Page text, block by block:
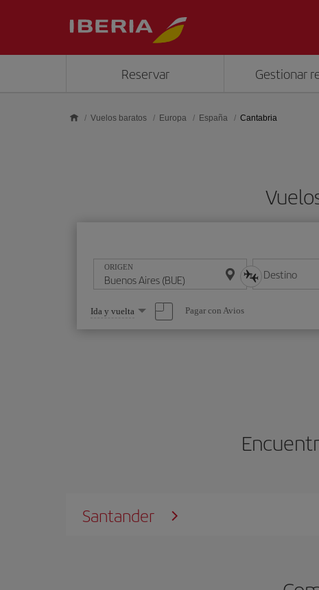
Reservar Gestionar
Vuelos baratos Europa España Cantabria
ORIGEN Destino
Seleccione
una
opción
Ida y vuelta Pagar con Avios
Santander